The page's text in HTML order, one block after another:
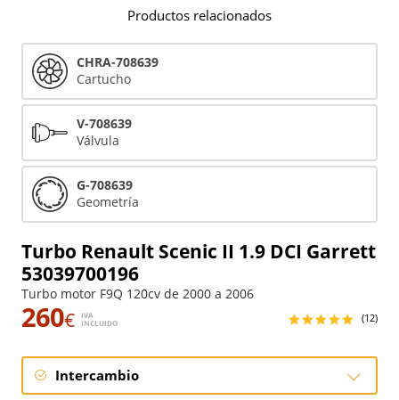
Turbo Renault Scenic II 1.9 DCI Garrett
53039700196
Turbo motor F9Q 120cv de 2000 a 2006
260€
IVA
INCLUIDO
(12)
Intercambio
Productos relacionados
CHRA-708639
Cartucho
V-708639
Válvula
G-708639
Geometría